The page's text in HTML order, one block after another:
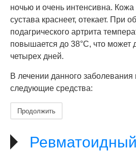
ночью и очень интенсивна. Кожа
сустава краснеет, отекает. При
подагрического артрита
повышается до 38°С, что может
четырех дней.
В лечении данного заболевания
следующие средства:
Продолжить
Ревматоидный